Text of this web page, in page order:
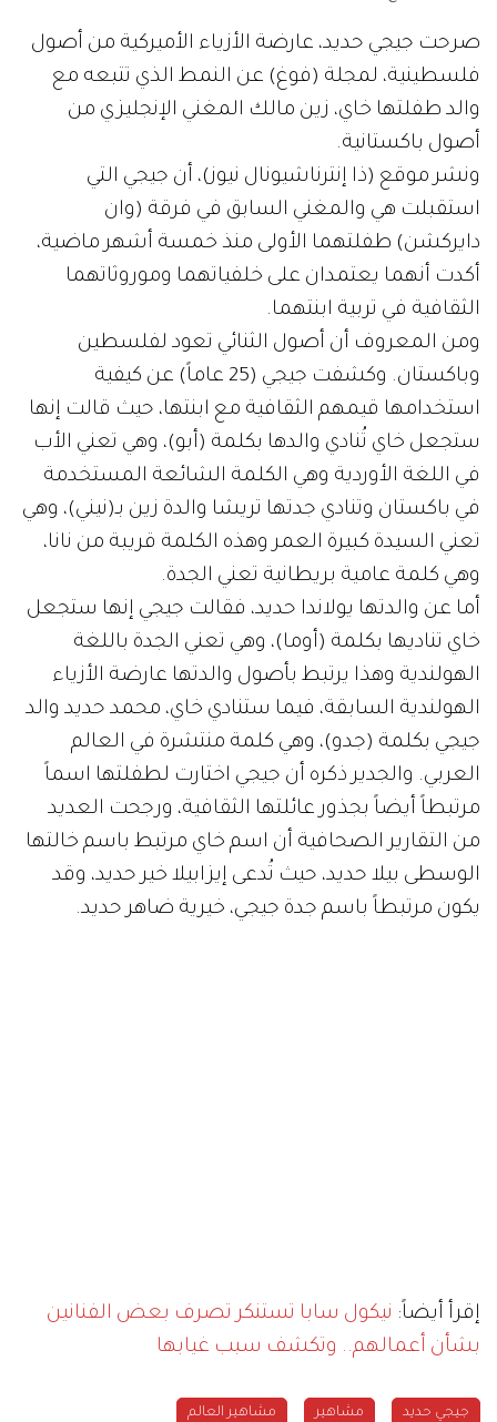
صرحت جيجي حديد، عارضة الأزياء الأميركية من أصول
فلسطينية، لمجلة (فوغ) عن النمط الذي تتبعه مع
والد طفلتها خاي، زين مالك المغني الإنجليزي من
أصول باكستانية.
ونشر موقع (ذا إنترناشيونال نيوز)، أن جيجي التي
استقبلت هي والمغني السابق في فرقة (وان
دايركشن) طفلتهما الأولى منذ خمسة أشهر ماضية،
أكدت أنهما يعتمدان على خلفياتهما وموروثاتهما
الثقافية في تربية ابنتهما.
ومن المعروف أن أصول الثنائي تعود لفلسطين
وباكستان. وكشفت جيجي (25 عاماً) عن كيفية
استخدامها قيمهم الثقافية مع ابنتها، حيث قالت إنها
ستجعل خاي تُنادي والدها بكلمة (أبو)، وهي تعني الأب
في اللغة الأوردية وهي الكلمة الشائعة المستخدمة
في باكستان وتنادي جدتها تريشا والدة زين بـ(نيني)، وهي
تعني السيدة كبيرة العمر وهذه الكلمة قريبة من نانا،
وهي كلمة عامية بريطانية تعني الجدة.
أما عن والدتها يولاندا حديد، فقالت جيجي إنها ستجعل
خاي تناديها بكلمة (أوما)، وهي تعني الجدة باللغة
الهولندية وهذا يرتبط بأصول والدتها عارضة الأزياء
الهولندية السابقة، فيما ستنادي خاي، محمد حديد والد
جيجي بكلمة (جدو)، وهي كلمة منتشرة في العالم
العربي. والجدير ذكره أن جيجي اختارت لطفلتها اسماً
مرتبطاً أيضاً بجذور عائلتها الثقافية، ورجحت العديد
من التقارير الصحافية أن اسم خاي مرتبط باسم خالتها
الوسطى بيلا حديد، حيث تُدعى إيزابيلا خير حديد، وقد
يكون مرتبطاً باسم جدة جيجي، خيرية ضاهر حديد.
إقرأ أيضاً: نيكول سابا تستنكر تصرف بعض الفنانين
بشأن أعمالهم.. وتكشف سبب غيابها
جيجي حديد مشاهير مشاهير العالم